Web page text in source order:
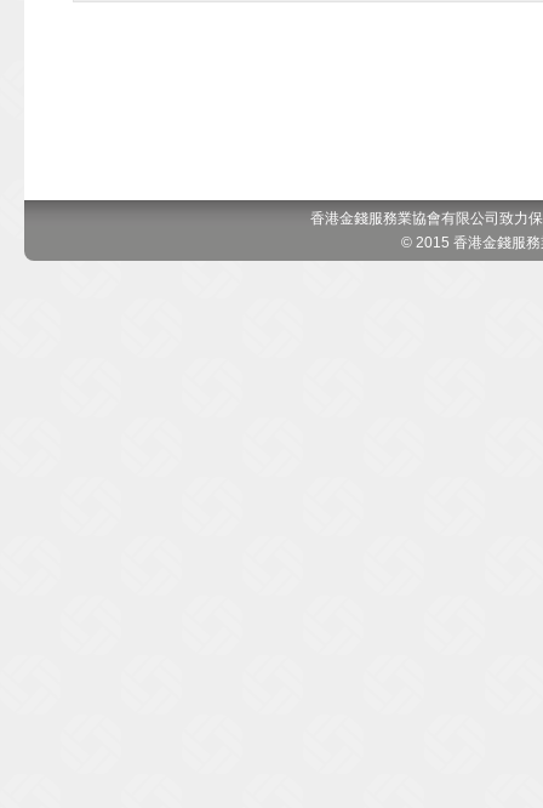
香港金錢服務業協會有限公司致力
© 2015 香港金錢服